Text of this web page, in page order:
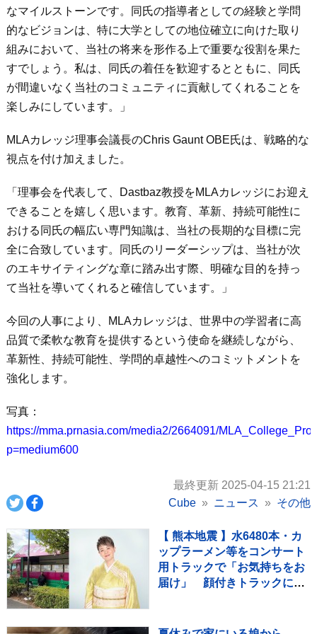
なマイルストーンです。同氏の指導者としての経験と学問
的なビジョンは、特に大学としての地位確立に向けた取り
組みにおいて、当社の将来を形作る上で重要な役割を果た
すでしょう。私は、同氏の着任を歓迎するとともに、同氏
が間違いなく当社のコミュニティに貢献してくれることを
楽しみにしています。」
MLAカレッジ理事会議長のChris Gaunt OBE氏は、戦略的な
視点を付け加えました。
「理事会を代表して、Dastbaz教授をMLAカレッジにお迎え
できることを嬉しく思います。教育、革新、持続可能性に
おける同氏の幅広い専門知識は、当社の長期的な目標に完
全に合致しています。同氏のリーダーシップは、当社が次
のエキサイティングな章に踏み出す際、明確な目的を持っ
て当社を導いてくれると確信しています。」
今回の人事により、MLAカレッジは、世界中の学習者に高
品質で柔軟な教育を提供するという使命を継続しながら、
革新性、持続可能性、学問的卓越性へのコミットメントを
強化します。
写真：
https://mma.prnasia.com/media2/2664091/
p=medium600
最終更新 2025-04-15 21:21
Cube
ニュース その他
【 熊本地震 】水6480本・カ
ップラーメン等をコンサート
用トラックで「お気持ちをお
届け」 顔付きトラックにた